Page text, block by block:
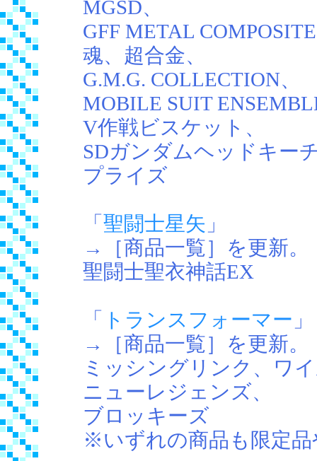
MGSD、
GFF METAL
魂、超合金、
G.M.G. COLLECTION、
MOBILE SUIT
V作戦ビスケット、
SDガンダムヘッドキー
プライズ
「 聖闘士星矢 」
→［商品一覧］を更新。
聖闘士聖衣神話EX
「 トランスフォーマー 」
→［商品一覧］を更新。
ミッシングリンク、ワ
ニューレジェンズ、
ブロッキーズ
※いずれの商品も限定品